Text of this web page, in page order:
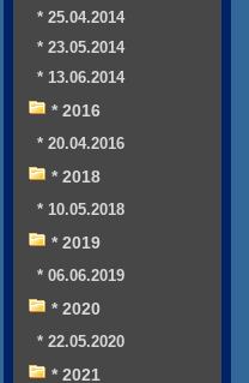
* 25.04.2014
* 23.05.2014
* 13.06.2014
* 2016
* 20.04.2016
* 2018
* 10.05.2018
* 2019
* 06.06.2019
* 2020
* 22.05.2020
* 2021